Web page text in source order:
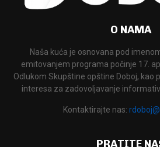
O NAMA
Naša kuća je osnovana pod
emitovanjem programa počinje 17.
Odlukom Skupštine opštine Doboj, kao
interesa za zadovoljavanje
Kontaktirajte nas:
PRATITE